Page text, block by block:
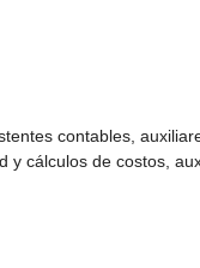
contables,
y cálculos de costos,